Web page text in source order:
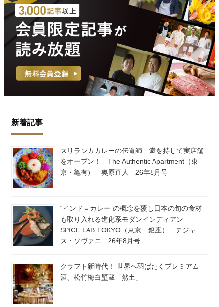
新着記事
スリランカカレーの伝道師、満を持して実店舗
をオープン！ The Authentic Apartment（東
京・亀有） 奥原直人 26年8月号
“インド＝カレー”の概念を覆し日本の旬の食材
も取り入れる進化系モダンインディアン
SPICE LAB TOKYO（東京・銀座） テジャ
ス・ソヴァニ 26年8月号
クラフト新時代！ 世界へ羽ばたくプレミアム
酒、松竹梅白壁蔵「然土」